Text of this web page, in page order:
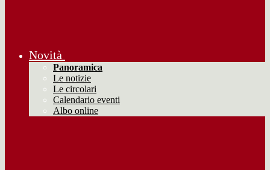
Novità
Panoramica
Le notizie
Le circolari
Calendario eventi
Albo online